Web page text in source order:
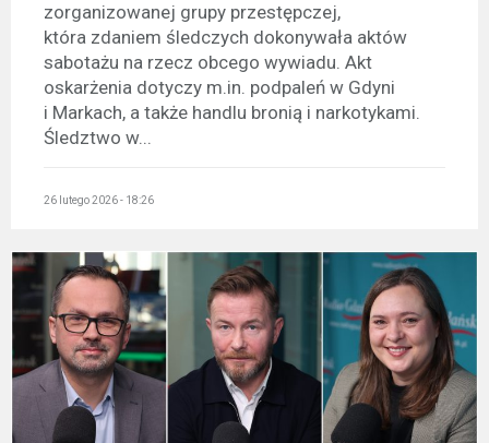
zorganizowanej grupy przestępczej,
która zdaniem śledczych dokonywała aktów
sabotażu na rzecz obcego wywiadu. Akt
oskarżenia dotyczy m.in. podpaleń w Gdyni
i Markach, a także handlu bronią i narkotykami.
Śledztwo w...
26 lutego 2026 - 18:26